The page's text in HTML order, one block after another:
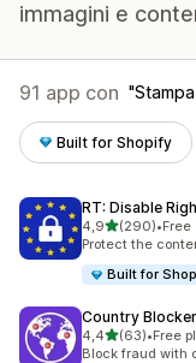
immagini e
91 app con
Built for Shopify
RT: Disable
4,9stelle su 5
(290)
290 recensioni
•Free
Protect the
Built for
Country
4,4stelle su 5
(63)
63 recensioni
•Free
Block fraud with